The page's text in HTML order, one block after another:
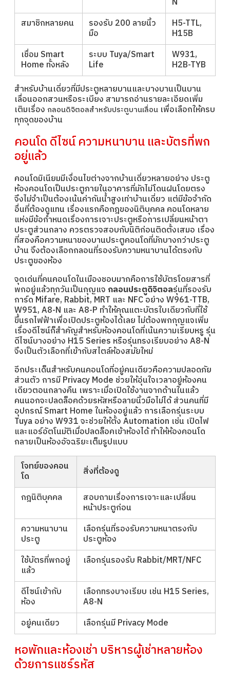
สมาชิกหลายคน
รองรับ 200 ลายนิ้ว
มือ
H5-TTL,
H15B
เชื่อม Smart
Home ทั้งหลัง
ระบบ Tuya/Smart
Life
W931,
H2B-TYB
สำหรับบ้านเดี่ยวที่มีประตูหลายบานและบางบานเป็นบาน
เลื่อนออกสวนหรือระเบียง สามารถอ่านรายละเอียดเพิ่ม
เติมเรื่อง กลอนดิจิตอลสำหรับประตูบานเลื่อน เพื่อเลือกให้ครบ
ทุกจุดของบ้าน
คอนโด ดีไซน์ ความหนาบาน และบัตรที่พก
อยู่แล้ว
คอนโดมิเนียมมีเงื่อนไขต่างจากบ้านเดี่ยวหลายอย่าง ประตู
ห้องคอนโดเป็นประตูภายในอาคารที่มักไม่โดนฝนโดยตรง
จึงไม่จำเป็นต้องเน้นค่ากันน้ำสูงเท่าบ้านเดี่ยว แต่มีข้อจำกัด
อื่นที่ต้องดูแทน เรื่องแรกคือกฎของนิติบุคคล คอนโดหลาย
แห่งมีข้อกำหนดเรื่องการเจาะประตูหรือการเปลี่ยนหน้าตา
ประตูส่วนกลาง ควรตรวจสอบกับนิติก่อนติดตั้งเสมอ เรื่อง
ที่สองคือความหนาของบานประตูคอนโดที่มักบางกว่าประตู
บ้าน จึงต้องเลือกกลอนที่รองรับความหนาบานได้ตรงกับ
ประตูของห้อง
จุดเด่นที่คนคอนโดในเมืองชอบมากคือการใช้บัตรโดยสารที่
พกอยู่แล้วทุกวันเป็นกุญแจกลอนประตูดิจิตอลรุ่นที่รองรับ
การ์ด Mifare, Rabbit, MRT และ NFC อย่าง W961-TTB,
W951, A8-N และ A8-P ทำให้คุณแตะบัตรใบเดียวกับที่ใช้
ขึ้นรถไฟฟ้าเพื่อเปิดประตูห้องได้เลย ไม่ต้องพกกุญแจเพิ่ม
เรื่องดีไซน์ก็สำคัญสำหรับห้องคอนโดที่เน้นความเรียบหรู รุ่น
ดีไซน์บางอย่าง H15 Series หรือรุ่นทรงเรียบอย่าง A8-N
จึงเป็นตัวเลือกที่เข้ากับสไตล์ห้องสมัยใหม่
อีกประเด็นสำหรับคนคอนโดที่อยู่คนเดียวคือความปลอดภัย
ส่วนตัว การมี Privacy Mode ช่วยให้อุ่นใจเวลาอยู่ห้องคน
เดียวตอนกลางคืน เพราะเมื่อเปิดใช้งานจากด้านในแล้ว
คนนอกจะปลดล็อคด้วยรหัสหรือลายนิ้วมือไม่ได้ ส่วนคนที่มี
อุปกรณ์ Smart Home ในห้องอยู่แล้ว การเลือกรุ่นระบบ
Tuya อย่าง W931 จะช่วยให้ตั้ง Automation เช่น เปิดไฟ
และแอร์อัตโนมัติเมื่อปลดล็อคเข้าห้องได้ ทำให้ห้องคอนโด
กลายเป็นห้องอัจฉริยะเต็มรูปแบบ
โจทย์ของคอน
โด
สิ่งที่ต้องดู
กฎนิติบุคคล
สอบถามเรื่องการเจาะและเปลี่ยน
หน้าประตูก่อน
ความหนาบาน
ประตู
เลือกรุ่นที่รองรับความหนาตรงกับ
ประตูห้อง
ใช้บัตรที่พกอยู่
แล้ว
เลือกรุ่นรองรับ Rabbit/MRT/NFC
ดีไซน์เข้ากับ
ห้อง
เลือกทรงบางเรียบ เช่น H15 Series,
A8-N
อยู่คนเดียว
เลือกรุ่นมี Privacy Mode
หอพักและห้องเช่า บริหารผู้เช่าหลายห้อง
ด้วยการแชร์รหัส